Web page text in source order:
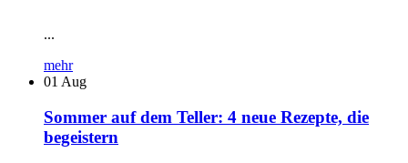
...
mehr
01 Aug
Sommer auf dem Teller: 4 neue Rezepte, die
begeistern